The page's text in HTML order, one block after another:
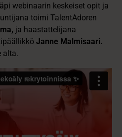
webinaarin keskeiset opit ja
toimi TalentAdoren
ja haastattelijana
Janne Malmisaari.
alta.